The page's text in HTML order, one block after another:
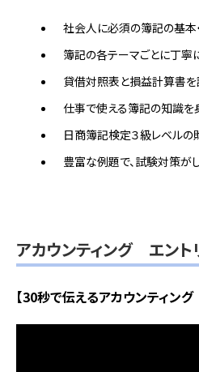
社会人に必須の簿記の基本
簿記の各テーマごとに丁寧
貸借対照表と損益計算書を
仕事で使える簿記の知識を
日商簿記検定３級レベル
豊富な例題で、試験対策が
アカウンティング エン
【30秒で伝えるアカウンティン